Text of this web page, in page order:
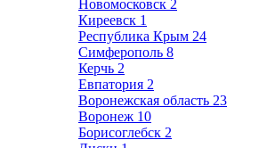
Новомосковск 2
Киреевск 1
Республика Крым 24
Симферополь 8
Керчь 2
Евпатория 2
Воронежская область 23
Воронеж 10
Борисоглебск 2